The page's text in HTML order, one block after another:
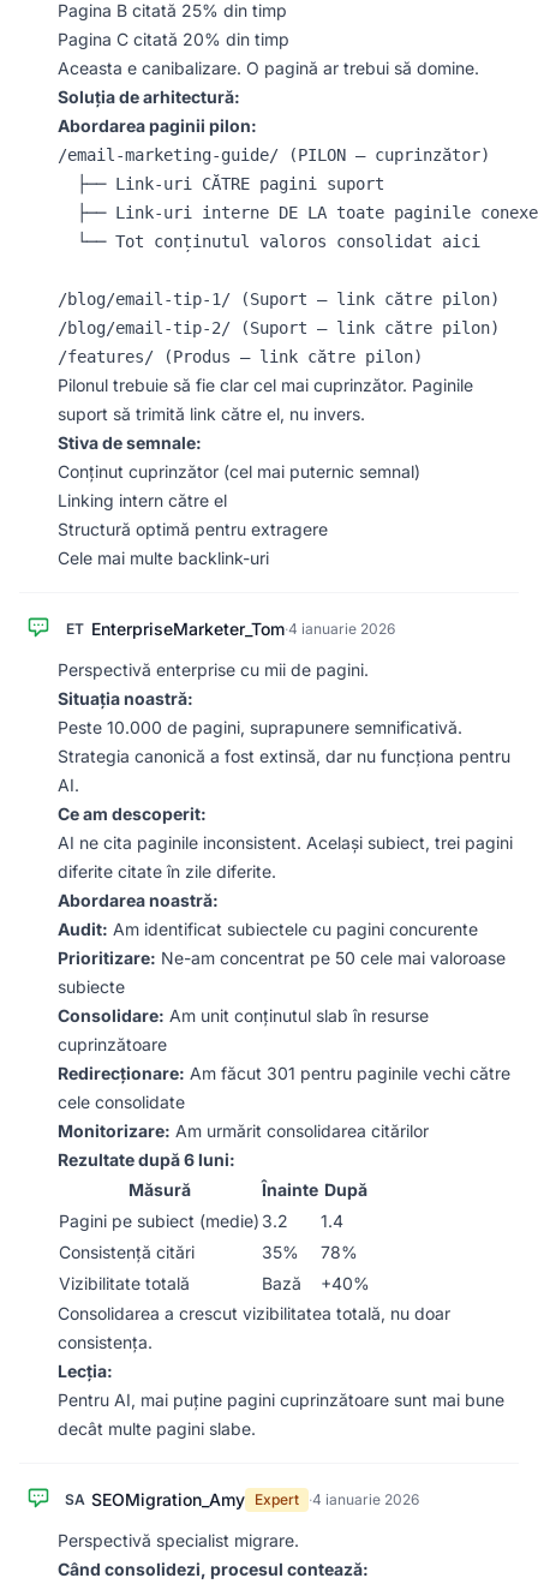
Pagina B citată 25% din timp
Pagina C citată 20% din timp
Aceasta e canibalizare. O pagină ar trebui să domine.
Soluția de arhitectură:
Abordarea paginii pilon:
/email-marketing-guide/ (PILON – cuprinzător)
  ├── Link-uri CĂTRE pagini suport
  ├── Link-uri interne DE LA toate paginile conexe
  └── Tot conținutul valoros consolidat aici
/blog/email-tip-1/ (Suport – link către pilon)
/blog/email-tip-2/ (Suport – link către pilon)
Pilonul trebuie să fie clar cel mai cuprinzător. Paginile
suport să trimită link către el, nu invers.
Stiva de semnale:
Conținut cuprinzător (cel mai puternic semnal)
Linking intern către el
Structură optimă pentru extragere
Cele mai multe backlink-uri
ET EnterpriseMarketer_Tom·4 ianuarie 2026
Perspectivă enterprise cu mii de pagini.
Situația noastră:
Peste 10.000 de pagini, suprapunere semnificativă.
Strategia canonică a fost extinsă, dar nu funcționa pentru
AI.
Ce am descoperit:
AI ne cita paginile inconsistent. Același subiect, trei pagini
diferite citate în zile diferite.
Abordarea noastră:
Audit: Am identificat subiectele cu pagini concurente
Prioritizare: Ne-am concentrat pe 50 cele mai valoroase
subiecte
Consolidare: Am unit conținutul slab în resurse
cuprinzătoare
Redirecționare: Am făcut 301 pentru paginile vechi către
cele consolidate
Monitorizare: Am urmărit consolidarea citărilor
Rezultate după 6 luni:
Măsură
Înainte După
Pagini pe subiect (medie) 3.2
1.4
Consistență citări
35%
78%
Vizibilitate totală
Bază
+40%
Consolidarea a crescut vizibilitatea totală, nu doar
consistența.
Lecția:
Pentru AI, mai puține pagini cuprinzătoare sunt mai bune
decât multe pagini slabe.
SA SEOMigration_Amy Expert ·4 ianuarie 2026
Perspectivă specialist migrare.
Când consolidezi, procesul contează: